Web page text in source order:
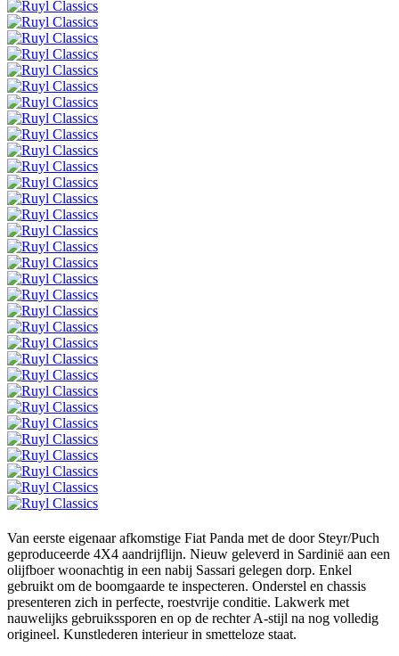
Van eerste eigenaar afkomstige Fiat Panda met de door Steyr/Puch
geproduceerde 4X4 aandrijflijn. Nieuw geleverd in Sardinië aan een
olijfboer woonachtig in een nabij Sassari gelegen dorp. Enkel
gebruikt om de boomgaarde te inspecteren. Onderstel en chassis
presenteren zich in perfecte, roestvrije conditie. Lakwerk met
nauwelijks gebruikssporen en op de rechter A-stijl na nog volledig
origineel. Kunstlederen interieur in smetteloze staat.